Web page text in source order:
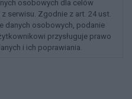
osobowych dla celów
serwisu. Zgodnie z art. 24 ust.
danych osobowych, podanie
przysługuje prawo
i ich poprawiania.